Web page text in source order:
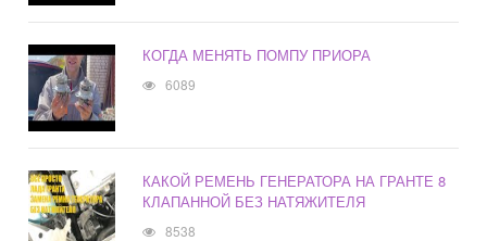
КОГДА МЕНЯТЬ ПОМПУ ПРИОРА
6089
КАКОЙ РЕМЕНЬ ГЕНЕРАТОРА НА ГРАНТЕ 8
КЛАПАННОЙ БЕЗ НАТЯЖИТЕЛЯ
8538